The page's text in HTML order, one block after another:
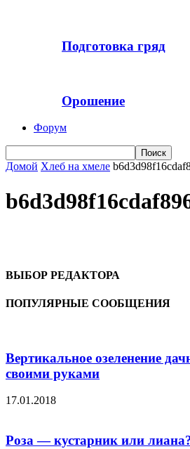
Подготовка гряд
Орошение
Форум
Домой Хлеб на хмеле
ВЫБОР РЕДАКТОРА
ПОПУЛЯРНЫЕ СООБЩЕНИЯ
Вертикальное озеленение
своими руками
17.01.2018
Роза — кустарник или